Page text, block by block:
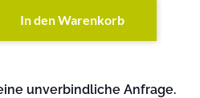
In den Warenkorb
unverbindliche Anfrage.